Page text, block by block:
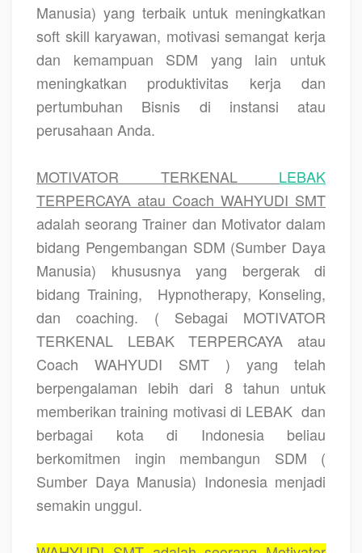
Manusia) yang terbaik untuk meningkatkan
soft skill karyawan, motivasi semangat kerja
dan kemampuan SDM yang lain untuk
meningkatkan produktivitas kerja dan
pertumbuhan Bisnis di instansi atau
perusahaan Anda.
MOTIVATOR TERKENAL LEBAK
TERPERCAYA atau Coach WAHYUDI SMT
adalah seorang Trainer dan Motivator dalam
bidang Pengembangan SDM (Sumber Daya
Manusia) khususnya yang bergerak di
bidang Training,
Hypnotherapy, Konseling,
dan coaching. ( Sebagai MOTIVATOR
TERKENAL LEBAK TERPERCAYA atau
Coach WAHYUDI SMT ) yang telah
berpengalaman lebih dari 8 tahun untuk
memberikan training motivasi di LEBAK dan
berbagai kota di Indonesia beliau
berkomitmen ingin membangun SDM (
Sumber Daya Manusia) Indonesia menjadi
semakin unggul.